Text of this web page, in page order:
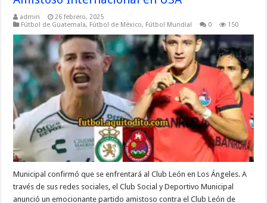
admin
26 febrero, 2025
Fútbol de Guatemala, Fútbol de México, Fútbol Mundial 0 150
Municipal confirmó que se enfrentará al Club León en Los Ángeles. A
través de sus redes sociales, el Club Social y Deportivo Municipal
anunció un emocionante partido amistoso contra el Club León de